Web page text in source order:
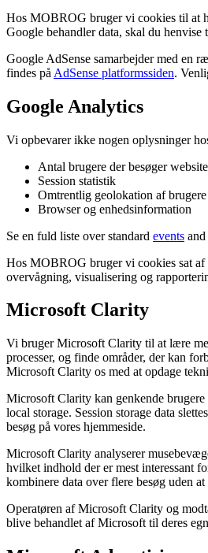
Hos MOBROG bruger vi cookies til at
Google behandler data, skal du henvise
Google AdSense samarbejder med en
findes på AdSense platformssiden.
Google Analytics
Vi opbevarer ikke nogen oplysninger
Antal brugere der besøger
Session statistik
Omtrentlig geolokation af brugere
Browser og enhedsinformation
Se en fuld liste over standard events and
Hos MOBROG bruger vi cookies sat af
overvågning, visualisering og
Microsoft Clarity
Vi bruger Microsoft Clarity til at lære
processer, og finde områder, der kan
Microsoft Clarity os med at opdage
Microsoft Clarity kan genkende brugere
local storage. Session storage data
besøg på vores hjemmeside.
Microsoft Clarity analyserer
hvilket indhold der er mest interessant
kombinere data over flere besøg uden
Operatøren af Microsoft Clarity og
blive behandlet af Microsoft til deres